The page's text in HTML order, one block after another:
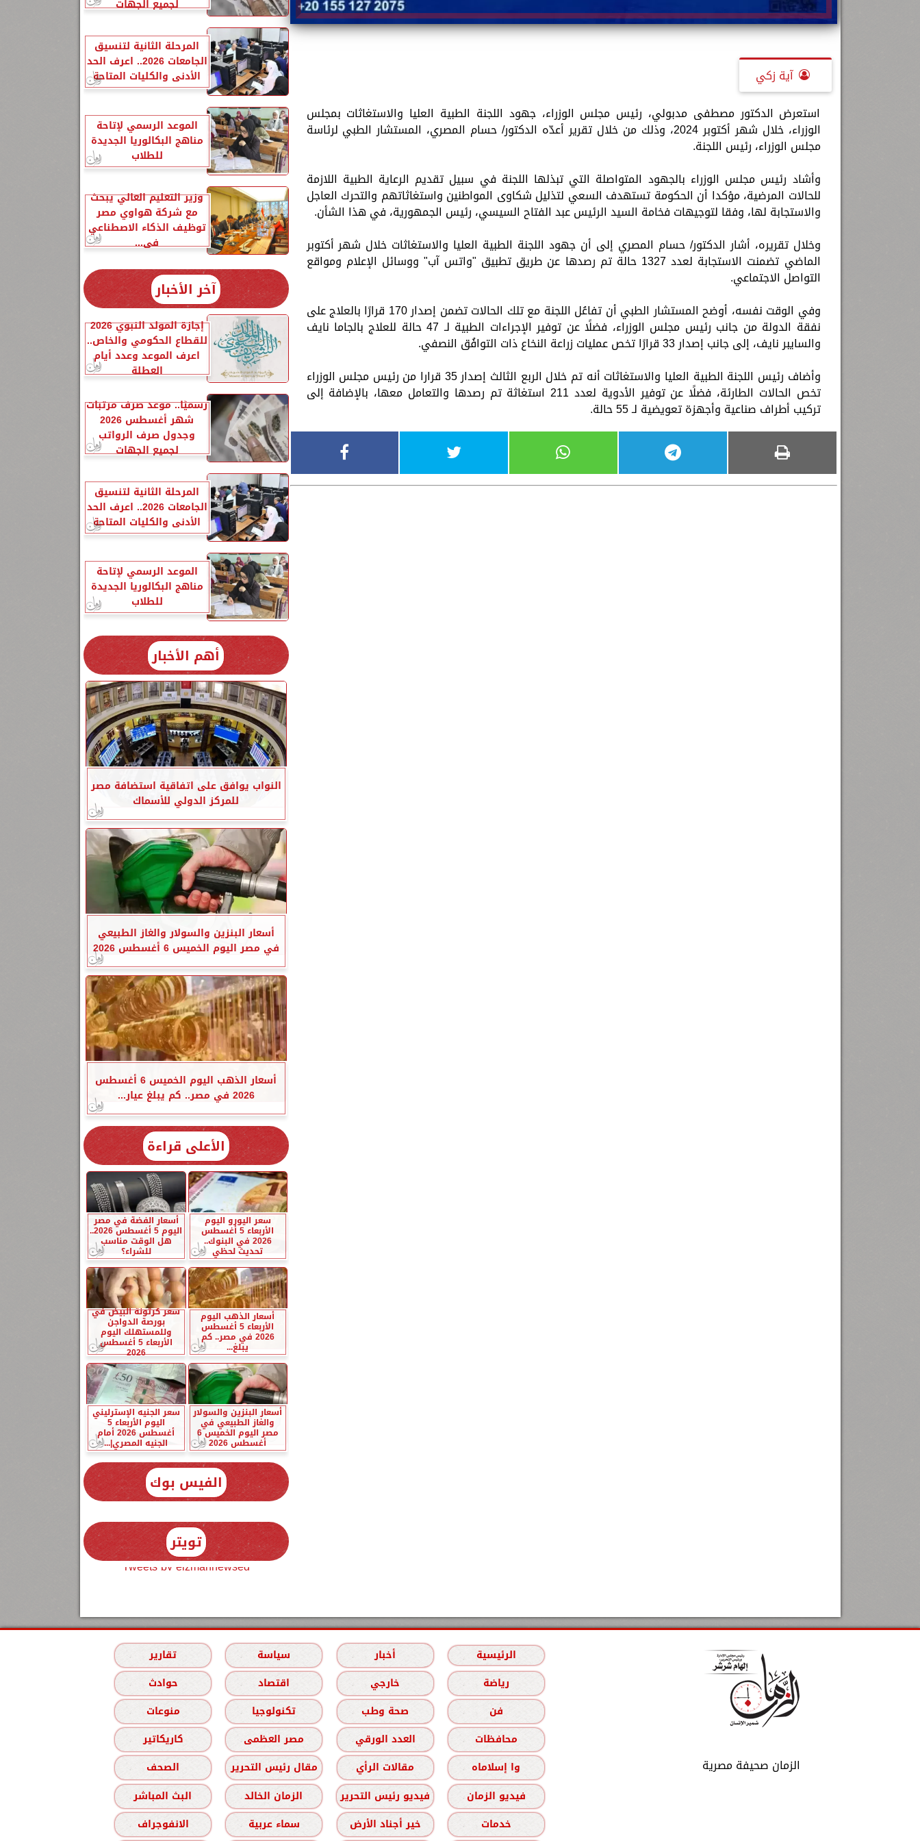
آية زكي
استعرض الدكتور مصطفى مدبولي، رئيس مجلس الوزراء، جهود اللجنة الطبية العليا والاستغاثات بمجلس
الوزراء، خلال شهر أكتوبر 2024، وذلك من خلال تقرير أعدّه الدكتور/ حسام المصري، المستشار الطبي لرئاسة
مجلس الوزراء، رئيس اللجنة.
وأشاد رئيس مجلس الوزراء بالجهود المتواصلة التي تبذلها اللجنة في سبيل تقديم الرعاية الطبية اللازمة
للحالات المرضية، مؤكدا أن الحكومة تستهدف السعي لتذليل شكاوى المواطنين واستغاثاتهم والتحرك العاجل
والاستجابة لها، وفقا لتوجيهات فخامة السيد الرئيس عبد الفتاح السيسي، رئيس الجمهورية، في هذا الشأن.
وخلال تقريره، أشار الدكتور/ حسام المصري إلى أن جهود اللجنة الطبية العليا والاستغاثات خلال شهر أكتوبر
الماضي تضمنت الاستجابة لعدد 1327 حالة تم رصدها عن طريق تطبيق "واتس آب" ووسائل الإعلام ومواقع
التواصل الاجتماعي.
وفي الوقت نفسه، أوضح المستشار الطبي أن تفاعُل اللجنة مع تلك الحالات تضمن إصدار 170 قرارًا بالعلاج على
نفقة الدولة من جانب رئيس مجلس الوزراء، فضلًا عن توفير الإجراءات الطبية لـ 47 حالة للعلاج بالجاما نايف
والسايبر نايف، إلى جانب إصدار 33 قرارًا تخص عمليات زراعة النخاع ذات التوافُق النصفي.
وأضاف رئيس اللجنة الطبية العليا والاستغاثات أنه تم خلال الربع الثالث إصدار 35 قرارا من رئيس مجلس الوزراء
تخص الحالات الطارئة، فضلًا عن توفير الأدوية لعدد 211 استغاثة تم رصدها والتعامل معها، بالإضافة إلى
تركيب أطراف صناعية وأجهزة تعويضية لـ 55 حالة.
لجميع الجهات
المرحلة الثانية لتنسيق
الجامعات 2026.. اعرف الحد
الأدنى والكليات المتاحة
الموعد الرسمي لإتاحة
مناهج البكالوريا الجديدة
للطلاب
وزير التعليم العالي يبحث
مع شركة هواوي مصر
توظيف الذكاء الاصطناعي
في...
آخر الأخبار
إجازة المولد النبوي 2026
للقطاع الحكومي والخاص..
اعرف الموعد وعدد أيام
العطلة
رسميًا.. موعد صرف مرتبات
شهر أغسطس 2026
وجدول صرف الرواتب
لجميع الجهات
المرحلة الثانية لتنسيق
الجامعات 2026.. اعرف الحد
الأدنى والكليات المتاحة
الموعد الرسمي لإتاحة
مناهج البكالوريا الجديدة
للطلاب
أهم الأخبار
النواب يوافق على اتفاقية استضافة مصر
للمركز الدولي للأسماك
أسعار البنزين والسولار والغاز الطبيعي
في مصر اليوم الخميس 6 أغسطس 2026
أسعار الذهب اليوم الخميس 6 أغسطس
2026 في مصر.. كم يبلغ عيار...
الأعلى قراءة
سعر اليورو اليوم
الأربعاء 5 أغسطس
2026 في البنوك..
تحديث لحظي
أسعار الفضة في مصر
اليوم 5 أغسطس 2026..
هل الوقت مناسب
للشراء؟
أسعار الذهب اليوم
الأربعاء 5 أغسطس
2026 في مصر.. كم
يبلغ...
سعر كرتونة البيض في
بورصة الدواجن
وللمستهلك اليوم
الأربعاء 5 أغسطس
2026
أسعار البنزين والسولار
والغاز الطبيعي في
مصر اليوم الخميس 6
أغسطس 2026
سعر الجنيه الإسترليني
اليوم الأربعاء 5
أغسطس 2026 أمام
الجنيه المصري|...
الفيس بوك
تويتر
Tweets by elzmannewseg
الزمان صحيفة مصرية
الرئيسية أخبار سياسة
تقارير
رياضة
خارجي اقتصاد
حوادث
فن
صحة وطب تكنولوجيا
منوعات
محافظات
العدد الورقي مصر العظمى
كاريكاتير
وا إسلاماه
مقالات الرأي مقال رئيس التحرير
الصحف
فيديو الزمان
فيديو رئيس التحرير الزمان الخالد
البث المباشر
خدمات
خير أجناد الأرض سماء عربية الانفوجراف